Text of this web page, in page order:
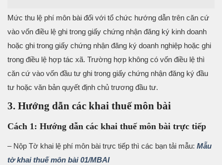
Mức thu lệ phí môn bài đối với tổ chức hướng dẫn trên căn cứ
vào vốn điều lệ ghi trong giấy chứng nhận đăng ký kinh doanh
hoặc ghi trong giấy chứng nhận đăng ký doanh nghiệp hoặc ghi
trong điều lệ hợp tác xã. Trường hợp không có vốn điều lệ thì
căn cứ vào vốn đầu tư ghi trong giấy chứng nhận đăng ký đầu
tư hoặc văn bản quyết định chủ trương đầu tư.
3. Hướng dẫn các khai thuế môn bài
Cách 1: Hướng dẫn các khai thuế môn bài trực tiếp
– Nộp Tờ khai lệ phí môn bài trực tiếp thì các bạn tải mẫu: Mẫu
tờ khai thuế môn bài 01/MBAI